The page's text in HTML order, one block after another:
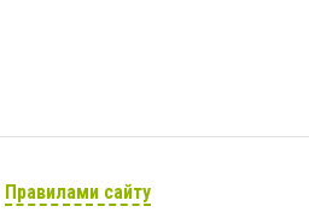
Правилами сайту